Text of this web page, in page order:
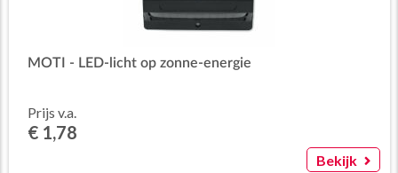
MOTI - LED-licht op zonne-energie
Prijs v.a.
€ 1,78
Bekijk